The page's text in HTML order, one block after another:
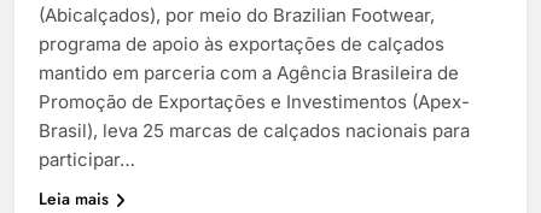
(Abicalçados), por meio do Brazilian Footwear,
programa de apoio às exportações de calçados
mantido em parceria com a Agência Brasileira de
Promoção de Exportações e Investimentos (Apex-
Brasil), leva 25 marcas de calçados nacionais para
participar…
Leia mais